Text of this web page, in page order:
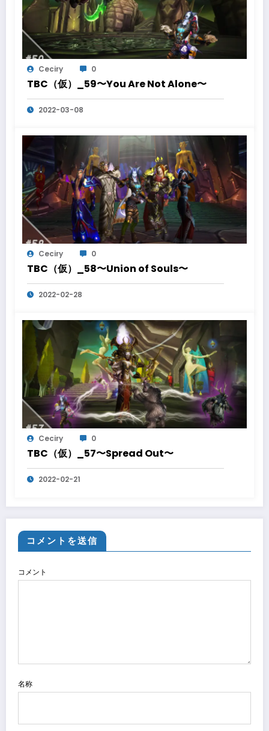
Ceciry 0
TBC（仮）_59〜You Are Not Alone〜
2022-03-08
Ceciry 0
TBC（仮）_58〜Union of Souls〜
2022-02-28
Ceciry 0
TBC（仮）_57〜Spread Out〜
2022-02-21
コメントを送信
コメント
名称